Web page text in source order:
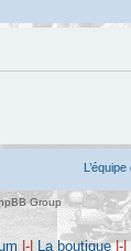
Group
|-| La boutique|-|